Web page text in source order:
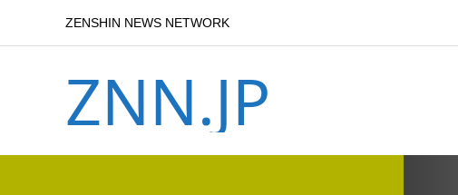
ZENSHIN NEWS NETWORK
ZNN.JP